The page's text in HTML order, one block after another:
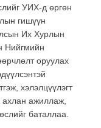
УИХ-д өргөн
гишүүн
Их Хурлын
Нийгмийн
оруулах
хэлэлцүүлэгт
ахлан ажиллаж,
баталлаа.